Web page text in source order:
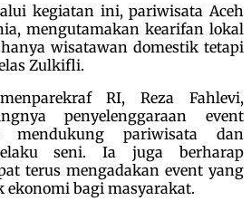
kegiatan ini, pariwisata Aceh
mengutamakan kearifan lokal
wisatawan domestik tetapi
Zulkifli.
RI, Reza Fahlevi,
penyelenggaraan event
pariwisata dan
seni. Ia juga berharap
terus mengadakan event yang
ekonomi bagi masyarakat.